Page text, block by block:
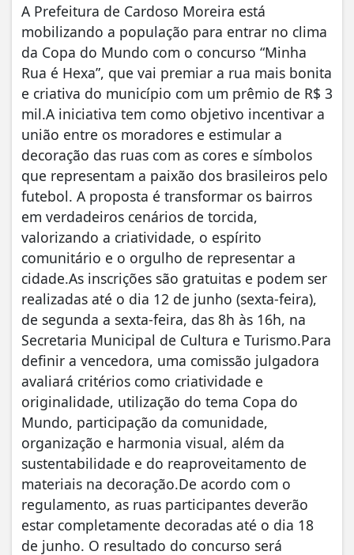
A Prefeitura de Cardoso Moreira está
mobilizando a população para entrar no clima
da Copa do Mundo com o concurso “Minha
Rua é Hexa”, que vai premiar a rua mais bonita
e criativa do município com um prêmio de R$ 3
mil.A iniciativa tem como objetivo incentivar a
união entre os moradores e estimular a
decoração das ruas com as cores e símbolos
que representam a paixão dos brasileiros pelo
futebol. A proposta é transformar os bairros
em verdadeiros cenários de torcida,
valorizando a criatividade, o espírito
comunitário e o orgulho de representar a
cidade.As inscrições são gratuitas e podem ser
realizadas até o dia 12 de junho (sexta-feira),
de segunda a sexta-feira, das 8h às 16h, na
Secretaria Municipal de Cultura e Turismo.Para
definir a vencedora, uma comissão julgadora
avaliará critérios como criatividade e
originalidade, utilização do tema Copa do
Mundo, participação da comunidade,
organização e harmonia visual, além da
sustentabilidade e do reaproveitamento de
materiais na decoração.De acordo com o
regulamento, as ruas participantes deverão
estar completamente decoradas até o dia 18
de junho. O resultado do concurso será